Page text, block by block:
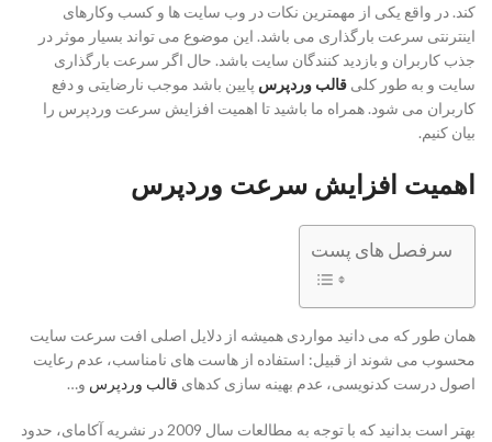
کند. در واقع یکی از مهمترین نکات در وب سایت ها و کسب وکارهای
اینترنتی سرعت بارگذاری می باشد. این موضوع می تواند بسیار موثر در
جذب کاربران و بازدید کنندگان سایت باشد. حال اگر سرعت بارگذاری
سایت و به طور کلی قالب وردپرس پایین باشد موجب نارضایتی و دفع
کاربران می شود. همراه ما باشید تا اهمیت افزایش سرعت وردپرس را
بیان کنیم.
اهمیت افزایش سرعت وردپرس
سرفصل های پست
همان طور که می دانید مواردی همیشه از دلایل اصلی افت سرعت سایت
محسوب می شوند از قبیل: استفاده از هاست های نامناسب، عدم رعایت
اصول درست کدنویسی، عدم بهینه سازی کدهای قالب وردپرس و…
بهتر است بدانید که با توجه به مطالعات سال 2009 در نشریه آکامای، حدود